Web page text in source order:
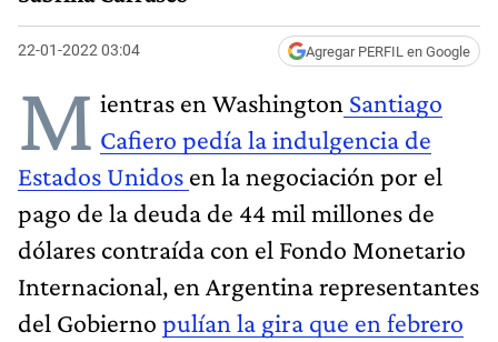
22-01-2022 03:04 Agregar PERFIL en Google
M ientras en Washington Santiago
Cafiero pedía la indulgencia de
Estados Unidos en la negociación por el
pago de la deuda de 44 mil millones de
dólares contraída con el Fondo Monetario
Internacional, en Argentina representantes
del Gobierno pulían la gira que en febrero